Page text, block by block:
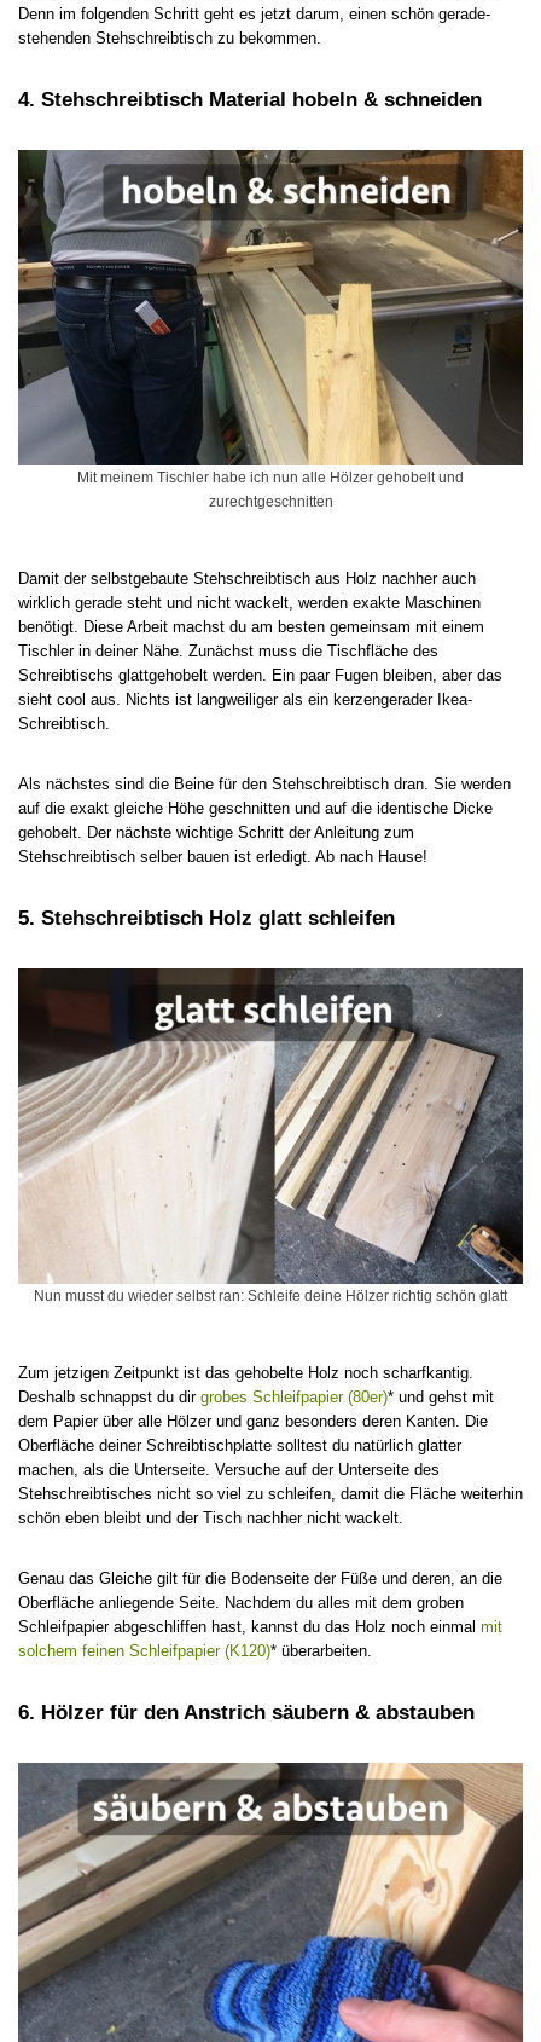
Denn im folgenden Schritt geht es jetzt darum, einen schön gerade-
stehenden Stehschreibtisch zu bekommen.
4. Stehschreibtisch Material hobeln & schneiden
Mit meinem Tischler habe ich nun alle Hölzer gehobelt und
zurechtgeschnitten
Damit der selbstgebaute Stehschreibtisch aus Holz nachher auch
wirklich gerade steht und nicht wackelt, werden exakte Maschinen
benötigt. Diese Arbeit machst du am besten gemeinsam mit einem
Tischler in deiner Nähe. Zunächst muss die Tischfläche des
Schreibtischs glattgehobelt werden. Ein paar Fugen bleiben, aber das
sieht cool aus. Nichts ist langweiliger als ein kerzengerader Ikea-
Schreibtisch.
Als nächstes sind die Beine für den Stehschreibtisch dran. Sie werden
auf die exakt gleiche Höhe geschnitten und auf die identische Dicke
gehobelt. Der nächste wichtige Schritt der Anleitung zum
Stehschreibtisch selber bauen ist erledigt. Ab nach Hause!
5. Stehschreibtisch Holz glatt schleifen
Nun musst du wieder selbst ran: Schleife deine Hölzer richtig schön glatt
Zum jetzigen Zeitpunkt ist das gehobelte Holz noch scharfkantig.
Deshalb schnappst du dir grobes Schleifpapier (80er)* und gehst mit
dem Papier über alle Hölzer und ganz besonders deren Kanten. Die
Oberfläche deiner Schreibtischplatte solltest du natürlich glatter
machen, als die Unterseite. Versuche auf der Unterseite des
Stehschreibtisches nicht so viel zu schleifen, damit die Fläche weiterhin
schön eben bleibt und der Tisch nachher nicht wackelt.
Genau das Gleiche gilt für die Bodenseite der Füße und deren, an die
Oberfläche anliegende Seite. Nachdem du alles mit dem groben
Schleifpapier abgeschliffen hast, kannst du das Holz noch einmal mit
solchem feinen Schleifpapier (K120)* überarbeiten.
6. Hölzer für den Anstrich säubern & abstauben